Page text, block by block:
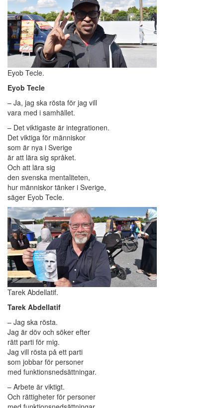
Eyob Tecle.
Eyob Tecle
– Ja, jag ska rösta för jag vill
vara med i samhället.
– Det viktigaste är integrationen.
Det viktiga för människor
som är nya i Sverige
är att lära sig språket.
Och att lära sig
den svenska mentaliteten,
hur människor tänker i Sverige,
säger Eyob Tecle.
Tarek Abdellatif.
Tarek Abdellatif
– Jag ska rösta.
Jag är döv och söker efter
rätt parti för mig.
Jag vill rösta på ett parti
som jobbar för personer
med funktionsnedsättningar.
– Arbete är viktigt.
Och rättigheter för personer